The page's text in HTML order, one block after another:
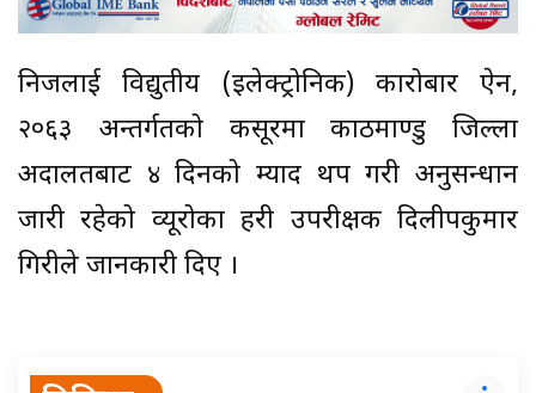
निजलाई विद्युतीय (इलेक्ट्रोनिक) कारोबार ऐन,
२०६३ अन्तर्गतको कसूरमा काठमाण्डु जिल्ला
अदालतबाट ४ दिनको म्याद थप गरी अनुसन्धान
जारी रहेको व्यूरोका प्रहरी उपरीक्षक दिलीपकुमार
गिरीले जानकारी दिए ।